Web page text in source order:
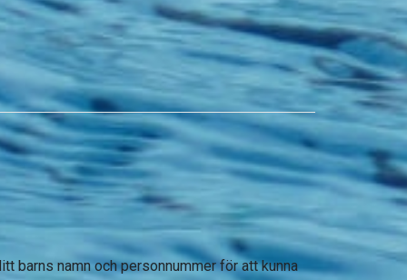
barns namn och personnummer för att kunna